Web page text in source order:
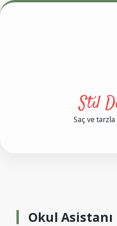
Stil
Saç ve
Okul Asistanı